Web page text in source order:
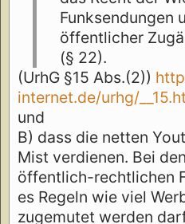
Funksendungen
öffentlicher
(§ 22).
(UrhG §15 Abs.(2))
internet.de/urhg/
und
B) dass die netten
Mist verdienen. Bei
öffentlich-rechtlichen
es Regeln wie viel
zugemutet werden